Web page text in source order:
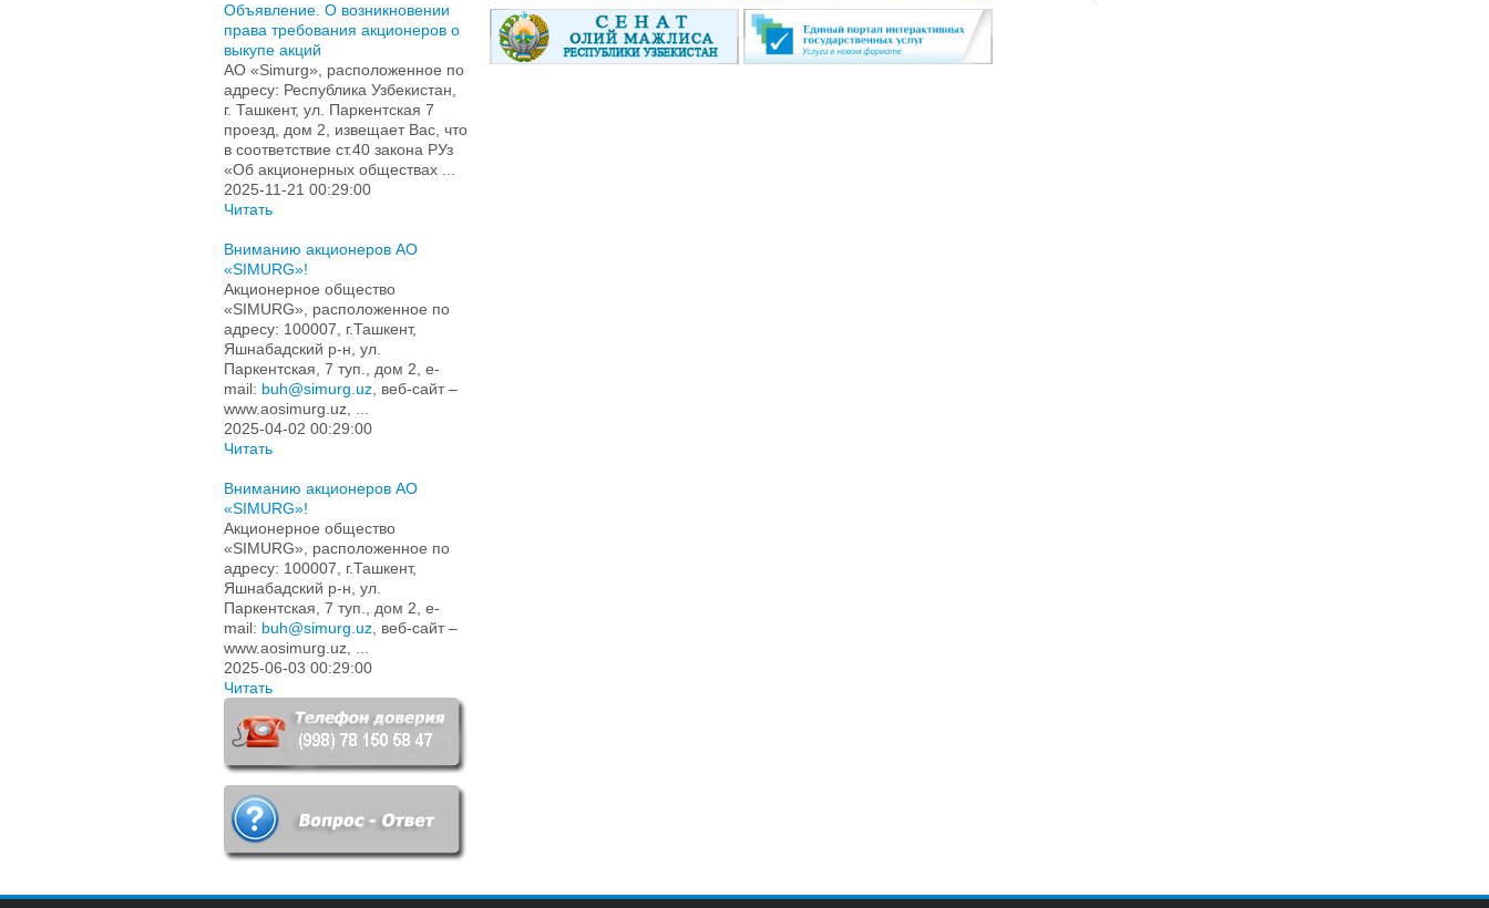
Объявление. О возникновении
права требования акционеров о
выкупе акций
АО «Simurg», расположенное по
адресу: Республика Узбекистан,
г. Ташкент, ул. Паркентская 7
проезд, дом 2, извещает Вас, что
в соответствие ст.40 закона РУз
«Об акционерных обществах ...
2025-11-21 00:29:00
Читать
Вниманию акционеров АО
«SIMURG»!
Акционерное общество
«SIMURG», расположенное по
адресу: 100007, г.Ташкент,
Яшнабадский р-н, ул.
Паркентская, 7 туп., дом 2, e-
mail: buh@simurg.uz , веб-сайт –
www.aosimurg.uz, ...
2025-04-02 00:29:00
Читать
Вниманию акционеров АО
«SIMURG»!
Акционерное общество
«SIMURG», расположенное по
адресу: 100007, г.Ташкент,
Яшнабадский р-н, ул.
Паркентская, 7 туп., дом 2, e-
mail: buh@simurg.uz , веб-сайт –
www.aosimurg.uz, ...
2025-06-03 00:29:00
Читать